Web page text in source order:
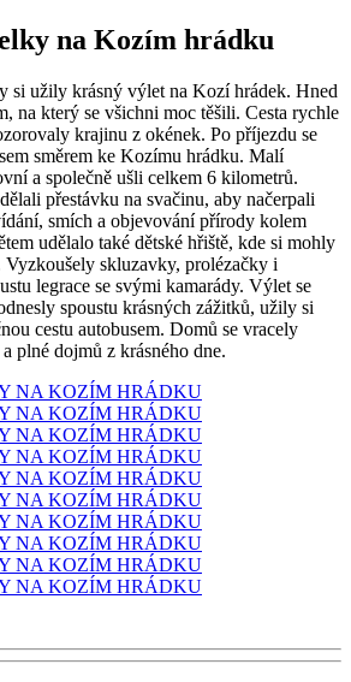
na Kozím hrádku
si užily krásný výlet na Kozí hrádek. Hned
na který se všichni moc těšili. Cesta rychle
krajinu z okének. Po příjezdu se
směrem ke Kozímu hrádku. Malí
a společně ušli celkem 6 kilometrů.
přestávku na svačinu, aby načerpali
smích a objevování přírody kolem
udělalo také dětské hřiště, kde si mohly
skluzavky, prolézačky i
legrace se svými kamarády. Výlet se
spoustu krásných zážitků, užily si
cestu autobusem. Domů se vracely
plné dojmů z krásného dne.